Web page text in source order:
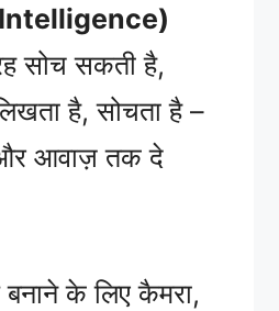
सोच सकती है,
है, सोचता है –
और आवाज़ तक दे
के लिए कैमरा,